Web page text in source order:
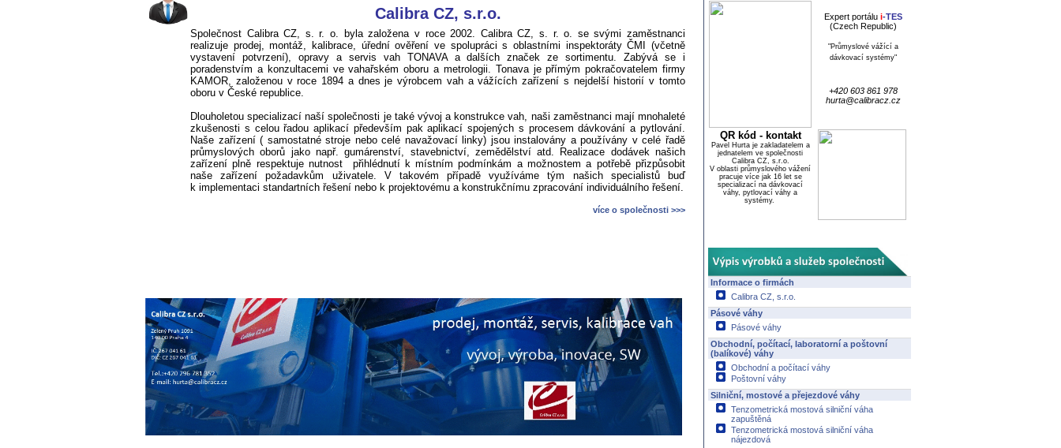
Calibra CZ, s.r.o.
Společnost Calibra CZ, s. r. o. byla založena v roce 2002. Calibra CZ, s. r. o. se svými zaměstnanci
realizuje prodej, montáž, kalibrace, úřední ověření ve spolupráci s oblastními inspektoráty ČMI (včetně
vystavení potvrzení), opravy a servis vah TONAVA a dalších značek ze sortimentu. Zabývá se i
poradenstvím a konzultacemi ve vahařském oboru a metrologii. Tonava je přímým pokračovatelem firmy
KAMOR, založenou v roce 1894 a dnes je výrobcem vah a vážících zařízení s nejdelší historií v tomto
oboru v České republice.
Dlouholetou specializací naší společnosti je také vývoj a konstrukce vah, naši zaměstnanci mají mnohaleté
zkušenosti s celou řadou aplikací především pak aplikací spojených s procesem dávkování a pytlování.
Naše zařízení ( samostatné stroje nebo celé navažovací linky) jsou instalovány a používány v celé řadě
průmyslových oborů jako např. gumárenství, stavebnictví, zemědělství atd. Realizace dodávek našich
zařízení plně respektuje nutnost přihlédnutí k místním podmínkám a možnostem a potřebě přizpůsobit
naše zařízení požadavkům uživatele. V takovém případě využíváme tým našich specialistů buď
k implementaci standartních řešení nebo k projektovému a konstrukčnímu zpracování individuálního řešení.
více o společnosti >>>
Expert portálu i-TES
(Czech Republic)
"Průmyslové vážící a
dávkovací systémy"
+420 603 861 978
hurta@calibracz.cz
QR kód - kontakt
Pavel Hurta je zakladatelem a
jednatelem ve společnosti
Calibra CZ, s.r.o.
V oblasti průmyslového vážení
pracuje více jak 16 let se
specializací na dávkovací
váhy, pytlovací váhy a
systémy.
Informace o firmách
Calibra CZ, s.r.o.
Pásové váhy
Pásové váhy
Obchodní, počítací, laboratorní a poštovní
(balíkové) váhy
Obchodní a počítací váhy
Poštovní váhy
Silniční, mostové a přejezdové váhy
Tenzometrická mostová silniční váha
zapuštěná
Tenzometrická mostová silniční váha
nájezdová